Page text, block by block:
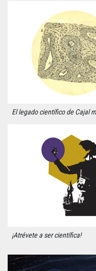
El legado científico de Cajal
¡Atrévete a ser científica!